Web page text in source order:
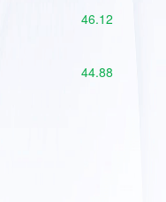
46.12
44.88